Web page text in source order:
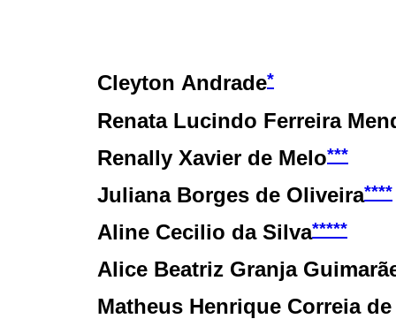
Cleyton Andrade*
Renata Lucindo Ferreira
Renally Xavier de Melo***
Juliana Borges de Oliveira****
Aline Cecilio da Silva*****
Alice Beatriz Granja
Matheus Henrique Correia